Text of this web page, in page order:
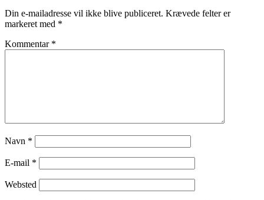
Din e-mailadresse vil ikke blive publiceret. Krævede felter er
markeret med *
Kommentar *
Navn *
E-mail *
Websted